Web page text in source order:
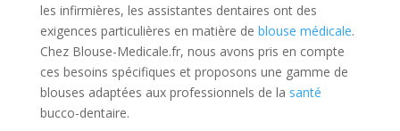
les infirmières, les assistantes dentaires ont des
exigences particulières en matière de blouse médicale.
Chez Blouse-Medicale.fr, nous avons pris en compte
ces besoins spécifiques et proposons une gamme de
blouses adaptées aux professionnels de la santé
bucco-dentaire.